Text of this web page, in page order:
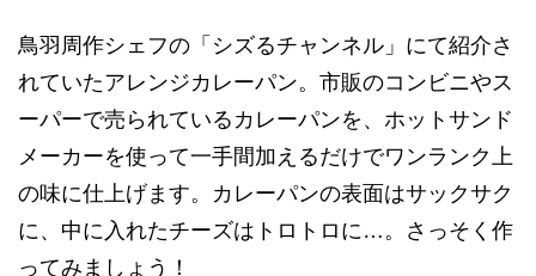
鳥羽周作シェフの「シズるチャンネル」にて紹介さ
れていたアレンジカレーパン。市販のコンビニやス
ーパーで売られているカレーパンを、ホットサンド
メーカーを使って一手間加えるだけでワンランク上
の味に仕上げます。カレーパンの表面はサックサク
に、中に入れたチーズはトロトロに…。さっそく作
ってみましょう！